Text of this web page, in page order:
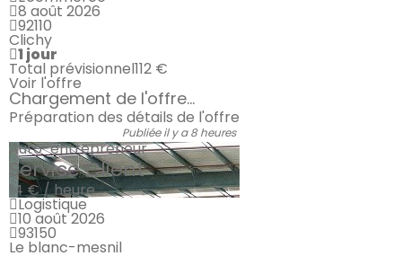
8 août 2026
92110
Clichy
1 jour
Total prévisionnel112 €
Voir l'offre
Chargement de l'offre...
Préparation des détails de l'offre
Publiée il y a 8 heures
Auto-entrepreneur
Service Client
14 € / heure
Logistique
10 août 2026
93150
Le blanc-mesnil